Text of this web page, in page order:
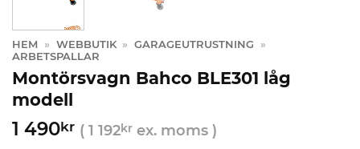
HEM » WEBBUTIK » GARAGEUTRUSTNING
»
ARBETSPALLAR
Montörsvagn Bahco BLE301 låg
modell
1 490kr ( 1 192kr ex. moms )